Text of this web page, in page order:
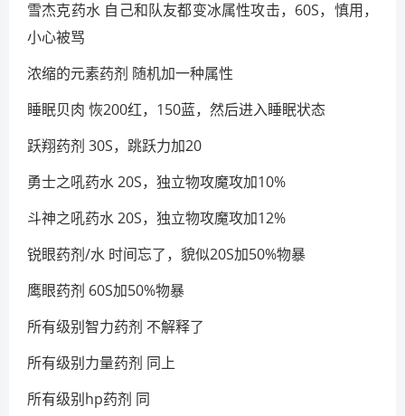
雪杰克药水 自己和队友都变冰属性攻击，60S，慎用，
小心被骂
浓缩的元素药剂 随机加一种属性
睡眠贝肉 恢200红，150蓝，然后进入睡眠状态
跃翔药剂 30S，跳跃力加20
勇士之吼药水 20S，独立物攻魔攻加10%
斗神之吼药水 20S，独立物攻魔攻加12%
锐眼药剂/水 时间忘了，貌似20S加50%物暴
鹰眼药剂 60S加50%物暴
所有级别智力药剂 不解释了
所有级别力量药剂 同上
所有级别hp药剂 同